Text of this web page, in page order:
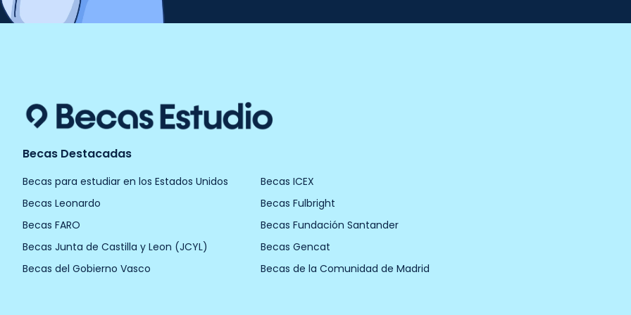
Becas Destacadas
Becas para estudiar en los Estados Unidos
Becas ICEX
Becas Leonardo
Becas Fulbright
Becas FARO
Becas Fundación Santander
Becas Junta de Castilla y Leon (JCYL)
Becas Gencat
Becas del Gobierno Vasco
Becas de la Comunidad de Madrid